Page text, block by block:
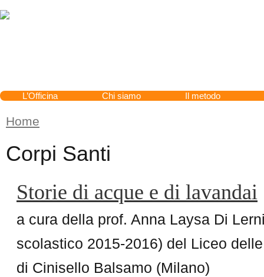
L’Officina Chi siamo Il metodo
Tu sei qui
Home
Corpi Santi
Storie di acque e di lavandai
a cura della prof. Anna Laysa Di
scolastico 2015-2016) del Liceo
di Cinisello Balsamo (Milano)